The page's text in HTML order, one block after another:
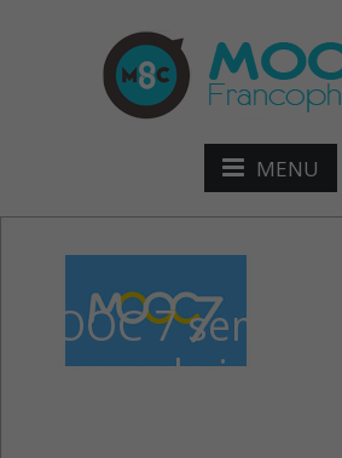
MENU
MOOC 7
trouver le job de